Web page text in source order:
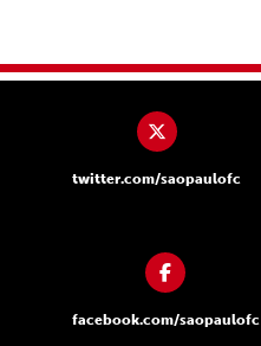
twitter.com/saopaulofc
facebook.com/saopaulofc